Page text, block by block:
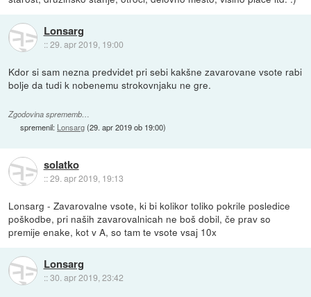
Lonsarg
::29. apr 2019, 19:00
Kdor si sam nezna predvidet pri sebi kakšne zavarovane vsote rabi
bolje da tudi k nobenemu strokovnjaku ne gre.
Zgodovina sprememb…
spremenil: Lonsarg(29. apr 2019 ob 19:00)
solatko
::29. apr 2019, 19:13
Lonsarg - Zavarovalne vsote, ki bi kolikor toliko pokrile posledice
poškodbe, pri naših zavarovalnicah ne boš dobil, če prav so
premije enake, kot v A, so tam te vsote vsaj 10x
Lonsarg
::30. apr 2019, 23:42